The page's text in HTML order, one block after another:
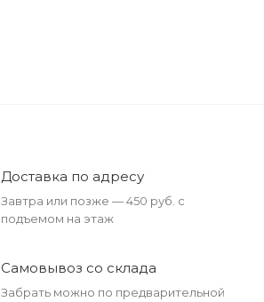
Доставка по адресу
Завтра или позже — 450 руб. с
подъемом на этаж
Самовывоз со склада
Забрать можно по предварительной